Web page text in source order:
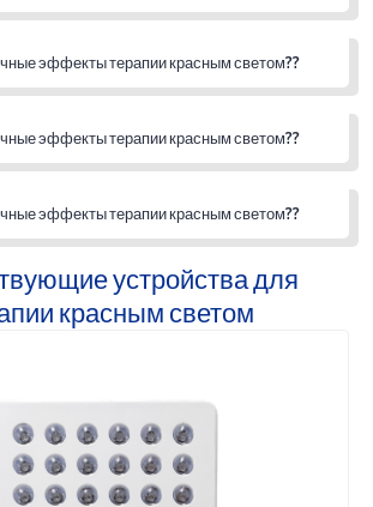
эффекты терапии красным светом??
эффекты терапии красным светом??
эффекты терапии красным светом??
устройства для
красным светом